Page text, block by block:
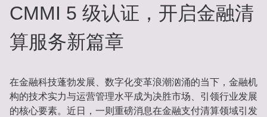
CMMI 5 级认证，开启金融清
算服务新篇章
在金融科技蓬勃发展、数字化变革浪潮汹涌的当下，金融机
构的技术实力与运营管理水平成为决胜市场、引领行业发展
的核心要素。近日，一则重磅消息在金融支付清算领域引发